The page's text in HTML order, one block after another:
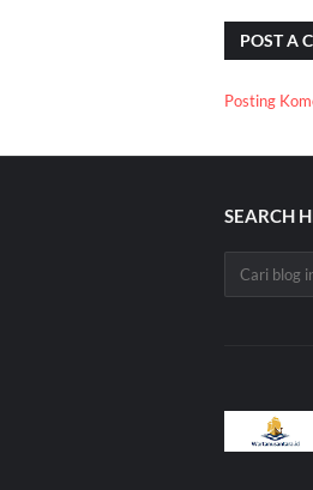
POST A
Posting
SEARCH